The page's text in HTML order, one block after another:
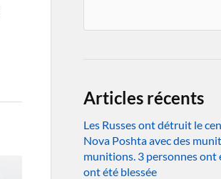
Articles récents
Les Russes ont détruit le
Nova Poshta avec des
munitions. 3 personnes ont
ont été blessée